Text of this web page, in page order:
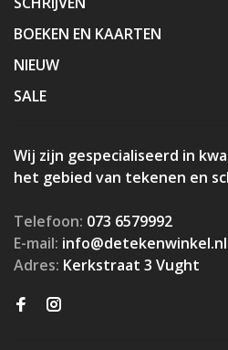
BOEKEN EN KAARTEN
NIEUW
SALE
Wij zijn gespecialiseerd in
het gebied van tekenen en
Telefoon: 073 6579992
E-mail: info@detekenwinkel.nl
Adres: Kerkstraat 3 Vught